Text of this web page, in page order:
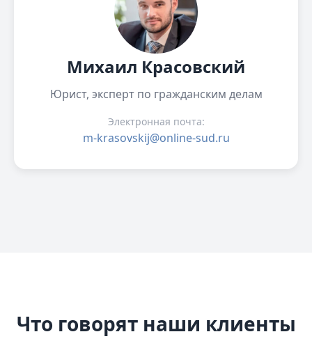
Михаил Красовский
Юрист, эксперт по гражданским делам
Электронная почта:
m-krasovskij@online-sud.ru
Что говорят наши клиенты